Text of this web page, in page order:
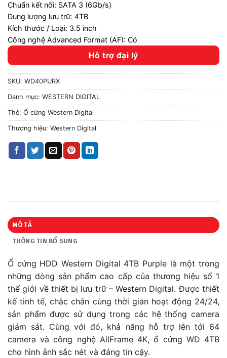
Chuẩn kết nối: SATA 3 (6Gb/s)
Dung lượng lưu trữ: 4TB
Kích thước / Loại: 3.5 inch
Công nghệ Advanced Format (AF): Có
Hỗ trợ đại lý
SKU: WD40PURX
Danh mục: WESTERN DIGITAL
Thẻ: Ổ cứng Western Digital
Thương hiệu: Western Digital
MÔ TẢ
THÔNG TIN BỔ SUNG
Ổ cứng HDD Western Digital 4TB Purple là một trong
những dòng sản phẩm cao cấp của thương hiệu số 1
thế giới về thiết bị lưu trữ – Western Digital. Được thiết
kế tinh tế, chắc chắn cùng thời gian hoạt động 24/24,
sản phẩm được sử dụng trong các hệ thống camera
giám sát. Cùng với đó, khả năng hỗ trợ lên tới 64
camera và công nghệ AllFrame 4K, ổ cứng WD 4TB
cho hình ảnh sắc nét và đáng tin cậy.